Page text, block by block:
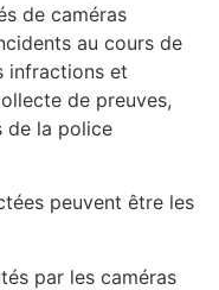
de caméras
au cours de
infractions et
de preuves,
de la police
peuvent être les
par les caméras